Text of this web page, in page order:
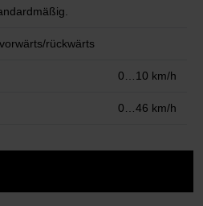
rückwärts
0…10 km/h
0…46 km/h